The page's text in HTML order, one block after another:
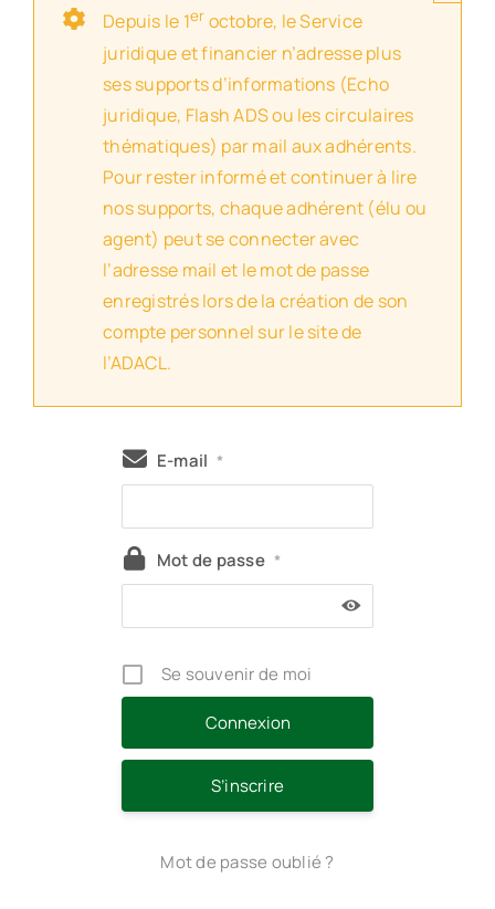
Depuis le 1er octobre, le Service
juridique et financier n’adresse plus
ses supports d’informations (Echo
juridique, Flash ADS ou les circulaires
thématiques) par mail aux adhérents.
Pour rester informé et continuer à lire
nos supports, chaque adhérent (élu ou
agent) peut se connecter avec
l’adresse mail et le mot de passe
enregistrés lors de la création de son
compte personnel sur le site de
l’ADACL.
E-mail *
Mot de passe *
Se souvenir de moi
S’inscrire
Mot de passe oublié ?